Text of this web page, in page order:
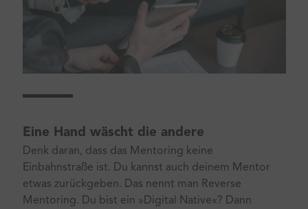
Eine Hand wäscht die andere
Denk daran, dass das Mentoring keine
Einbahnstraße ist. Du kannst auch deinem Mentor
etwas zurückgeben. Das nennt man Reverse
Mentoring. Du bist ein »Digital Native«? Dann